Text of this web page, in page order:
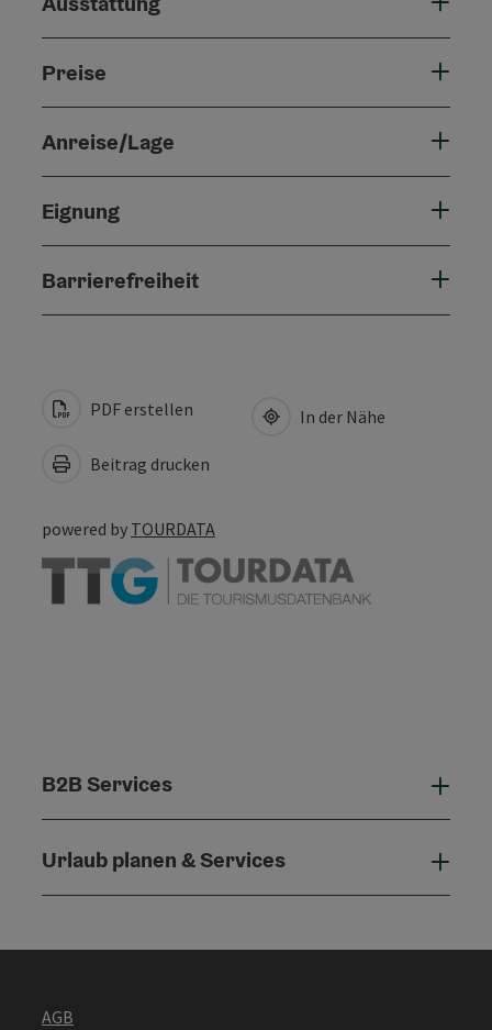
Preise
Anreise/Lage
Eignung
Barrierefreiheit
PDF erstellen
Beitrag drucken
In der Nähe
powered by TOURDATA
B2B Services
Urlaub planen & Services
AGB